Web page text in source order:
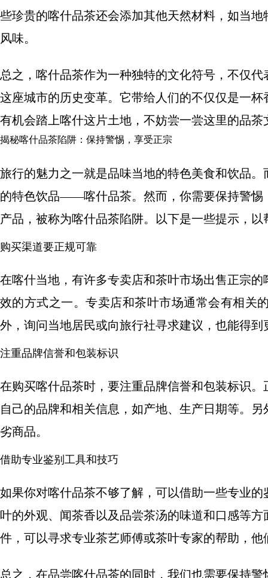
些珍贵的喀什品茶还会添加其他天然材料，如当
风味。
总之，喀什品茶作为一种独特的文化符号，不仅
这座城市的历史变革。它带给人们的不仅仅是一
有机会踏上喀什这片土地，不妨尝一尝这里的品
揭秘喀什品茶陷阱：保持警惕，享受正宗
旅行的魅力之一就是品味当地的特色美食和饮品
的特色饮品——喀什品茶。然而，你需要保持警惕
产品，被称为喀什品茶陷阱。以下是一些提示，
购买渠道要正规可靠
在喀什当地，有许多专卖店和茶叶市场出售正宗
效的方式之一。专卖店和茶叶市场通常会有相关
外，询问当地居民或向旅行社寻求建议，也能得
注重品牌信誉和包装标识
在购买喀什品茶时，要注重品牌信誉和包装标识
自己的品牌和相关信息，如产地、生产日期等。
劣商品。
借助专业鉴别工具和技巧
如果你对喀什品茶不够了解，可以借助一些专业
叶的外观、闻茶香以及品尝茶汤的味道和口感等
件，可以寻求专业茶艺师傅或茶叶专家的帮助，
总之，在品尝喀什品茶的同时，我们也需要保持